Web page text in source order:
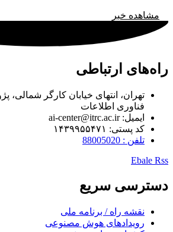
مشاهده خبر
راه‌های ارتباطی
تهران، انتهای خیابان کارگر شمالی،
فناوری اطلاعات
ایمیل: ai-center@itrc.ac.ir
کد پستی: ۱۴۳۹۹۵۵۴۷۱
تلفن : 88005020
Ebale Rss
دسترسی سریع
نقشه راه / برنامه ملی
رویدادهای هوش مصنوعی